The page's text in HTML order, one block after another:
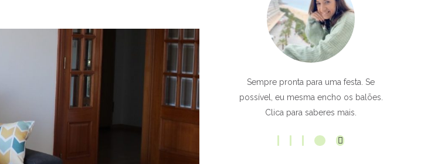
Sempre pronta para uma festa. Se
possível, eu mesma encho os balões.
Clica para saberes mais.